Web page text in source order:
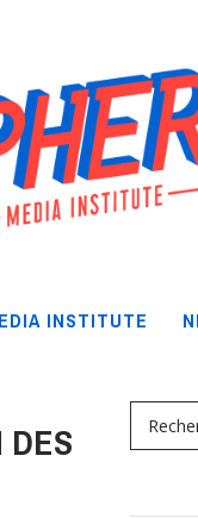
INSTITUTE
DES